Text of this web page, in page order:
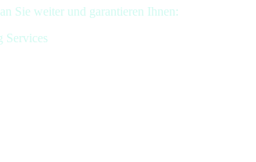
Sie weiter und garantieren Ihnen:
Services